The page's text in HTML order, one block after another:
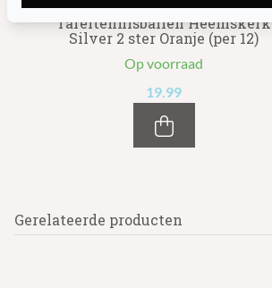
Tafeltennisballen Heemskerk
Silver 2 ster Oranje (per 12)
Op voorraad
19.99
Gerelateerde producten